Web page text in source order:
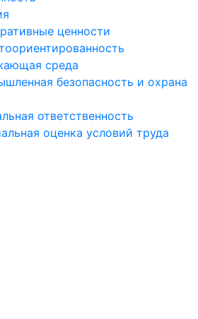
ценности
среда
безопасность и охрана
ответственность
оценка условий труда